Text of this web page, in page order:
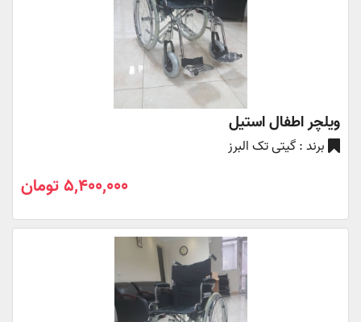
ویلچر اطفال استیل
برند : گیتی تک البرز
5,400,000 تومان